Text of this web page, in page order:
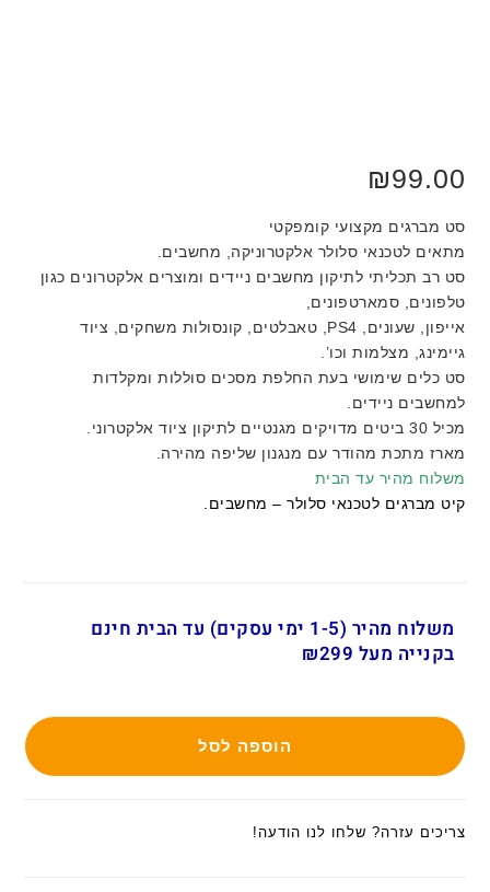
₪99.00
סט מברגים מקצועי קומפקטי
מתאים לטכנאי סלולר אלקטרוניקה, מחשבים.
סט רב תכליתי לתיקון מחשבים ניידים ומוצרים אלקטרונים כגון
טלפונים, סמארטפונים,
אייפון, שעונים, PS4, טאבלטים, קונסולות משחקים, ציוד
גיימינג, מצלמות וכו’.
סט כלים שימושי בעת החלפת מסכים סוללות ומקלדות
למחשבים ניידים.
מכיל 30 ביטים מדויקים מגנטיים לתיקון ציוד אלקטרוני.
מארז מתכת מהודר עם מנגנון שליפה מהירה.
משלוח מהיר עד הבית
קיט מברגים לטכנאי סלולר – מחשבים.
משלוח מהיר (1-5 ימי עסקים) עד הבית חינם
בקנייה מעל ₪299
הוספה לסל
צריכים עזרה? שלחו לנו הודעה!